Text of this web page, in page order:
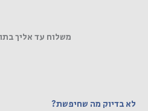
משלוח עד אליך
לא בדיוק מה שחיפשת?